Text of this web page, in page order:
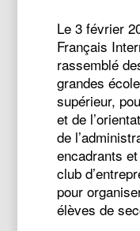
Le 3 février
Français
rassemblé
grandes
supérieur,
et de
de
encadrants
club
pour
élèves de